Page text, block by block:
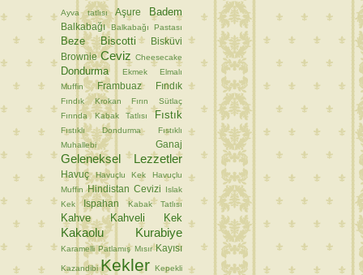
Ayva tatlısı Aşure Badem
Balkabağı Balkabağı Pastası
Beze Biscotti
Bisküvi
Brownie Ceviz Cheesecake
Dondurma Ekmek
Elmalı
Muffin
Frambuaz Fındık
Fındık Krokan
Fırın Sütlaç
Fırında Kabak Tatlısı
Fıstık
Fıstıklı Dondurma
Fıstıklı
Muhallebi
Ganaj
Geleneksel Lezzetler
Havuç Havuçlu Kek
Havuçlu
Muffin Hindistan Cevizi
Islak
Kek
Ispahan Kabak Tatlısı
Kahve Kahveli Kek
Kakaolu Kurabiye
Karamelli Patlamış Mısır Kayısı
Kazandibi Kekler Kepekli